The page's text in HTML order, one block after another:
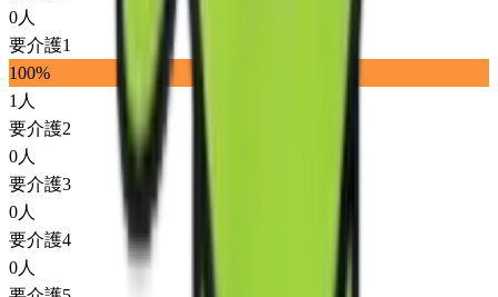
0人
要介護1
100%
1 人
要介護2
0人
要介護3
0人
要介護4
0人